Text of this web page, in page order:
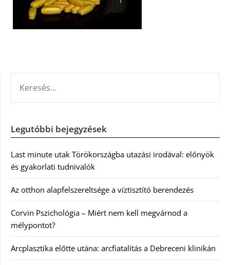
Legutóbbi bejegyzések
Last minute utak Törökországba utazási irodával: előnyök
és gyakorlati tudnivalók
Az otthon alapfelszereltsége a víztisztító berendezés
Corvin Pszichológia – Miért nem kell megvárnod a
mélypontot?
Arcplasztika előtte utána: arcfiatalítás a Debreceni klinikán